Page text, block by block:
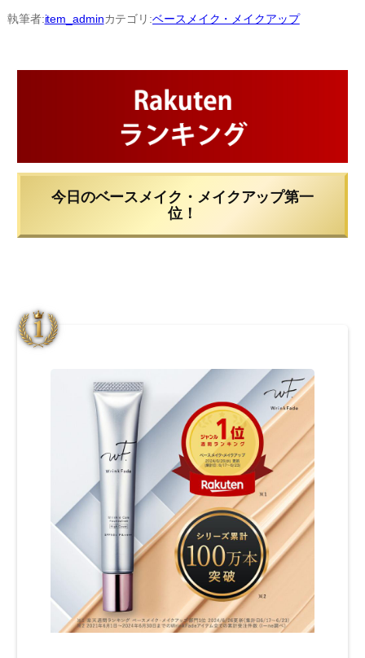
内
容
執筆者:item_adminカテゴリ:ベースメイク・メイクアップ
今日のベースメイク・メイクアップ第一
位！